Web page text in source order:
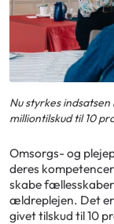
Nu styrkes
milliontilskud til 10
Omsorgs- og
deres
skabe
ældreplejen. Det
givet tilskud til 10